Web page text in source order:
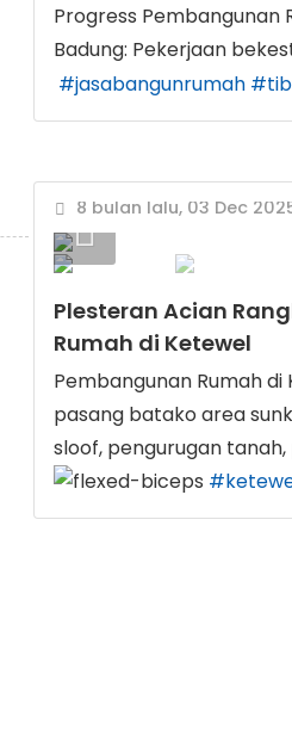
Progress Pembangunan
Badung: Pekerjaan
#jasabangunrumah
8 bulan lalu, 03 Dec
Plesteran Acian
Rumah di Ketewel
Pembangunan Rumah
pasang batako area
sloof, pengurugan